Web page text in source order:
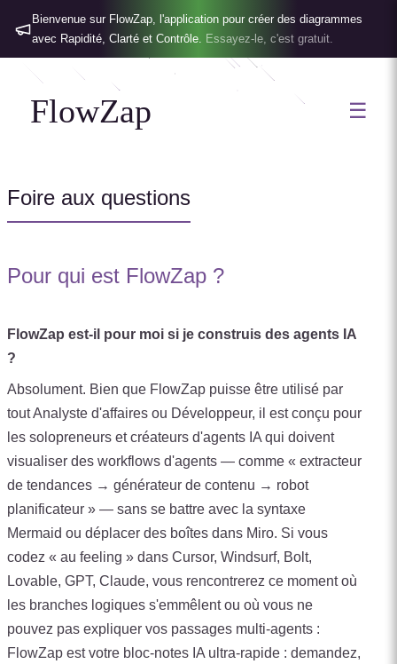
Bienvenue sur FlowZap, l'application pour créer des diagrammes
avec Rapidité, Clarté et Contrôle. Essayez-le, c'est gratuit.
FlowZap ☰
Foire aux questions
Pour qui est FlowZap ?
FlowZap est-il pour moi si je construis des agents IA
?
Absolument. Bien que FlowZap puisse être utilisé par
tout Analyste d'affaires ou Développeur, il est conçu pour
les solopreneurs et créateurs d'agents IA qui doivent
visualiser des workflows d'agents — comme « extracteur
de tendances → générateur de contenu → robot
planificateur » — sans se battre avec la syntaxe
Mermaid ou déplacer des boîtes dans Miro. Si vous
codez « au feeling » dans Cursor, Windsurf, Bolt,
Lovable, GPT, Claude, vous rencontrerez ce moment où
les branches logiques s'emmêlent ou où vous ne
pouvez pas expliquer vos passages multi-agents :
FlowZap est votre bloc-notes IA ultra-rapide : demandez,